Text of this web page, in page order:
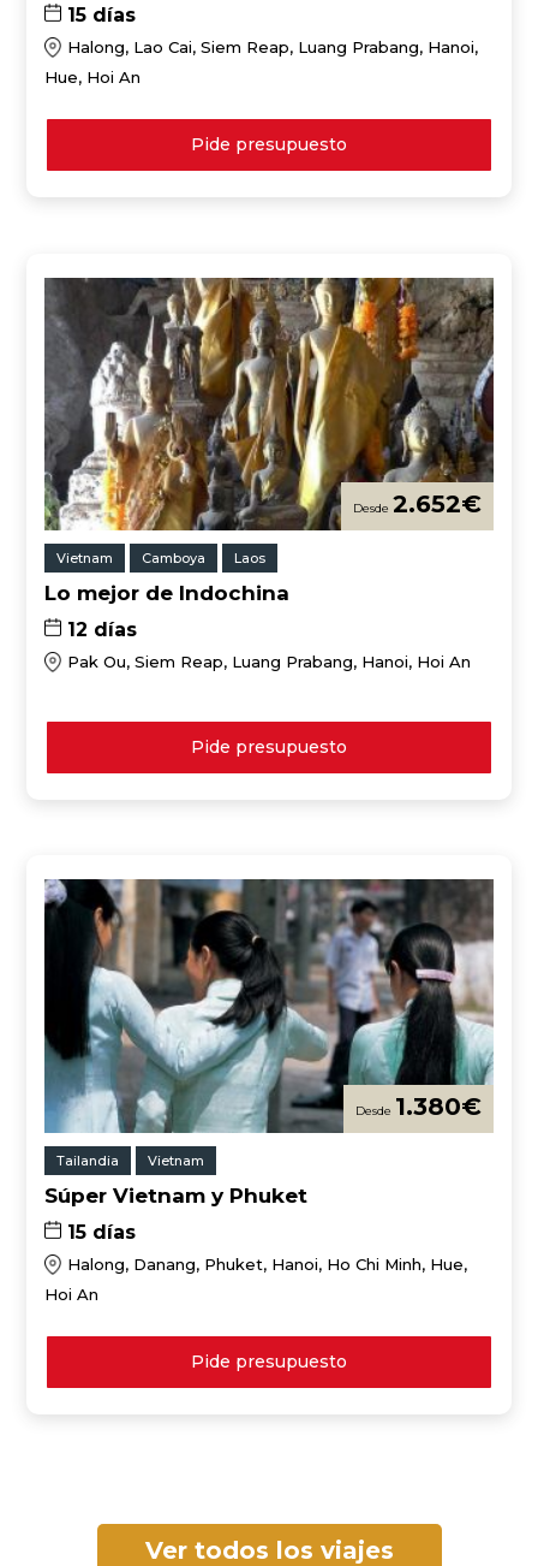
15 días
Halong, Lao Cai, Siem Reap, Luang Prabang, Hanoi,
Hue, Hoi An
Pide presupuesto
2.652€
Vietnam Camboya Laos
Lo mejor de Indochina
12 días
Pak Ou, Siem Reap, Luang Prabang, Hanoi, Hoi An
Pide presupuesto
1.380€
Tailandia Vietnam
Súper Vietnam y Phuket
15 días
Halong, Danang, Phuket, Hanoi, Ho Chi Minh, Hue,
Hoi An
Pide presupuesto
Ver todos los viajes